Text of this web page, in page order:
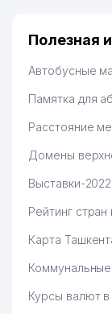
52
Hamida
Полезная
Автобусные
Памятка для
Расстояние
Домены
Выставки-
Рейтинг
Карта
Курсы валют в